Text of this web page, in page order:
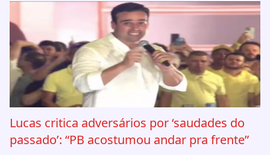
Lucas critica adversários por ‘saudades do
passado’: “PB acostumou andar pra frente”